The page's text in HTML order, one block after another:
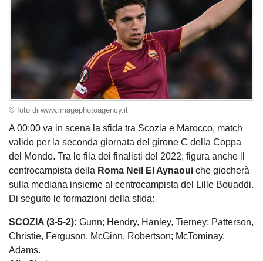
© foto di www.imagephotoagency.it
A 00:00 va in scena la sfida tra Scozia e Marocco, match
valido per la seconda giornata del girone C della Coppa
del Mondo. Tra le fila dei finalisti del 2022, figura anche il
centrocampista della Roma Neil El Aynaoui che giocherà
sulla mediana insieme al centrocampista del Lille Bouaddi.
Di seguito le formazioni della sfida:
SCOZIA (3-5-2): Gunn; Hendry, Hanley, Tierney; Patterson,
Christie, Ferguson, McGinn, Robertson; McTominay,
Adams.